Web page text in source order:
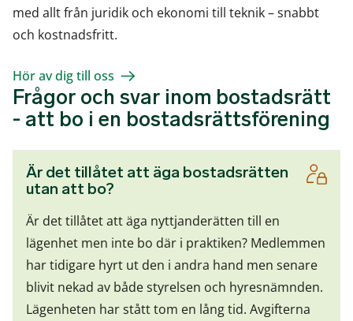
med allt från juridik och ekonomi till teknik – snabbt
och kostnadsfritt.
Hör av dig till oss
Frågor och svar inom bostadsrätt
- att bo i en bostadsrättsförening
Är det tillåtet att äga bostadsrätten
utan att bo?
Är det tillåtet att äga nyttjanderätten till en
lägenhet men inte bo där i praktiken? Medlemmen
har tidigare hyrt ut den i andra hand men senare
blivit nekad av både styrelsen och hyresnämnden.
Lägenheten har stått tom en lång tid. Avgifterna